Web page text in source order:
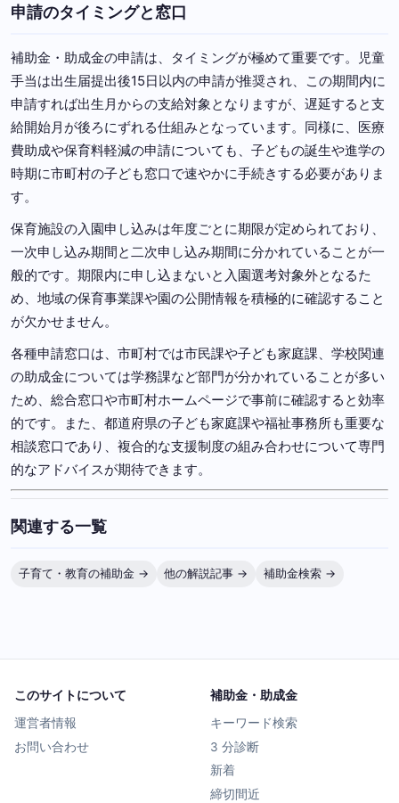
申請のタイミングと窓口
補助金・助成金の申請は、タイミングが極めて重要です。児童
手当は出生届提出後15日以内の申請が推奨され、この期間内に
申請すれば出生月からの支給対象となりますが、遅延すると支
給開始月が後ろにずれる仕組みとなっています。同様に、医療
費助成や保育料軽減の申請についても、子どもの誕生や進学の
時期に市町村の子ども窓口で速やかに手続きする必要がありま
す。
保育施設の入園申し込みは年度ごとに期限が定められており、
一次申し込み期間と二次申し込み期間に分かれていることが一
般的です。期限内に申し込まないと入園選考対象外となるた
め、地域の保育事業課や園の公開情報を積極的に確認すること
が欠かせません。
各種申請窓口は、市町村では市民課や子ども家庭課、学校関連
の助成金については学務課など部門が分かれていることが多い
ため、総合窓口や市町村ホームページで事前に確認すると効率
的です。また、都道府県の子ども家庭課や福祉事務所も重要な
相談窓口であり、複合的な支援制度の組み合わせについて専門
的なアドバイスが期待できます。
関連する一覧
子育て・教育の補助金 → 他の解説記事 → 補助金検索 →
このサイトについて
運営者情報
お問い合わせ
補助金・助成金
キーワード検索
3 分診断
新着
締切間近